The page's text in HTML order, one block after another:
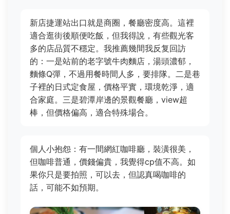
新店捷運站出口就是商圈，餐廳密度高。這裡
適合逛街後順便吃飯，但我得說，有些觀光客
多的店品質不穩定。我推薦幾間我反复回訪
的：一是站前的老字號牛肉麵店，湯頭濃郁，
麵條Q彈，不過用餐時間人多，要排隊。二是巷
子裡的日式定食屋，價格平實，環境乾淨，適
合家庭。三是碧潭岸邊的景觀餐廳，view超
棒，但價格偏高，適合特殊場合。
個人小抱怨：有一間網紅咖啡廳，裝潢很美，
但咖啡普通，價錢偏貴，我覺得cp值不高。如
果你只是要拍照，可以去，但認真喝咖啡的
話，可能不如預期。